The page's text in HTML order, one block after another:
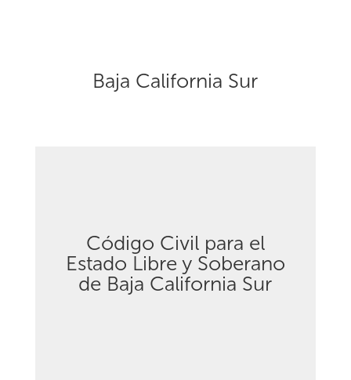
Baja California Sur
Código Civil para el
Estado Libre y Soberano
de Baja California Sur
Descargar